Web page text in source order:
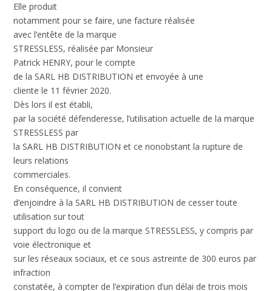
Elle produit
notamment pour se faire, une facture réalisée
avec l’entête de la marque
STRESSLESS, réalisée par Monsieur
Patrick HENRY, pour le compte
de la SARL HB DISTRIBUTION et envoyée à une
cliente le 11 février 2020.
Dès lors il est établi,
par la société défenderesse, l’utilisation actuelle de la marque
STRESSLESS par
la SARL HB DISTRIBUTION et ce nonobstant la rupture de
leurs relations
commerciales.
En conséquence, il convient
d’enjoindre à la SARL HB DISTRIBUTION de cesser toute
utilisation sur tout
support du logo ou de la marque STRESSLESS, y compris par
voie électronique et
sur les réseaux sociaux, et ce sous astreinte de 300 euros par
infraction
constatée, à compter de l’expiration d’un délai de trois mois